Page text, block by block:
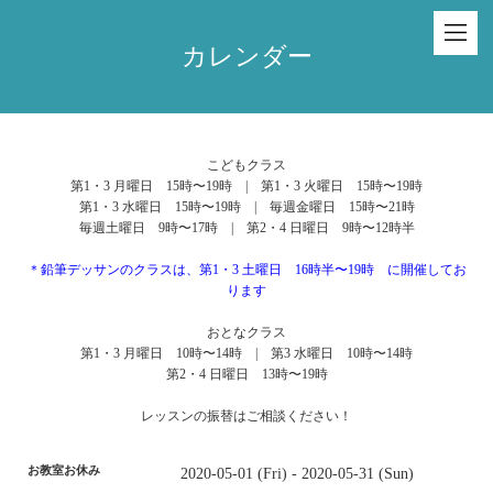
カレンダー
こどもクラス
第1・3 月曜日 15時〜19時 | 第1・3 火曜日 15時〜19時
第1・3 水曜日 15時〜19時 | 毎週金曜日 15時〜21時
毎週土曜日 9時〜17時 | 第2・4 日曜日 9時〜12時半
＊鉛筆デッサンのクラスは、第1・3 土曜日 16時半〜19時 に開催してお
ります
おとなクラス
第1・3 月曜日 10時〜14時 | 第3 水曜日 10時〜14時
第2・4 日曜日 13時〜19時
レッスンの振替はご相談ください！
お教室お休み 2020-05-01 (Fri) - 2020-05-31 (Sun)